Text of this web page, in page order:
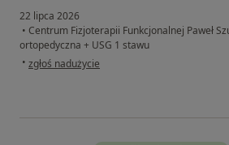
22 lipca 2026
• Centrum Fizjoterapii Funkcjonalnej Paweł
ortopedyczna + USG 1 stawu
• w opinii użytkownika Iwona
zgłoś nadużycie